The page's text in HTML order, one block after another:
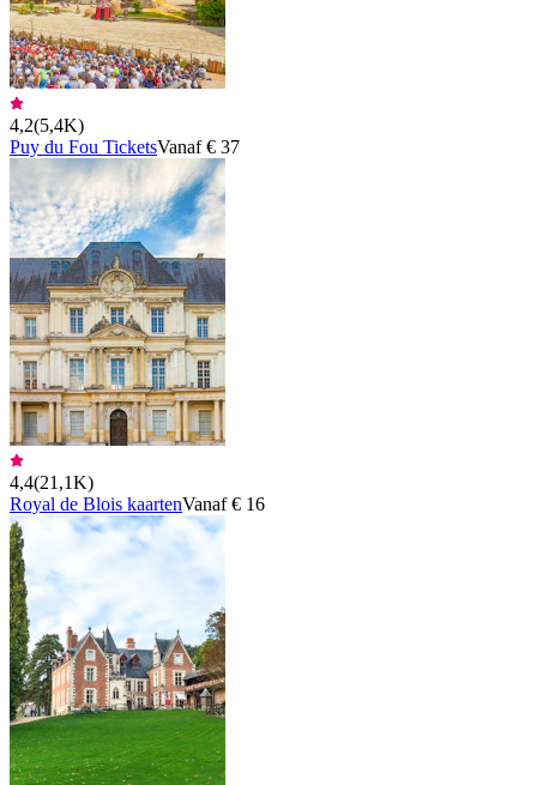
4,2(5,4K)
Puy du Fou TicketsVanaf € 37
4,4(21,1K)
Royal de Blois kaartenVanaf € 16